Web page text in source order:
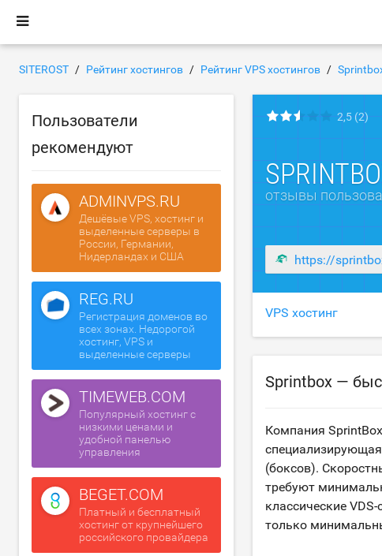
SITEROST Рейтинг хостингов Рейтинг VPS хостингов
2,5 (2)
отзывы
https://
VPS хостинг
Sprintbox —
Компания
(боксов).
требуют
классические
только
Пользователи
рекомендуют
ADMINVPS.RU
Дешёвые VPS, хостинг и
выделенные серверы в
России, Германии,
Нидерландах и США
REG.RU
Регистрация доменов во
всех зонах. Недорогой
хостинг, VPS и
выделенные серверы
TIMEWEB.COM
Популярный хостинг с
низкими ценами и
удобной панелью
управления
BEGET.COM
Платный и бесплатный
хостинг от крупнейшего
российского провайдера